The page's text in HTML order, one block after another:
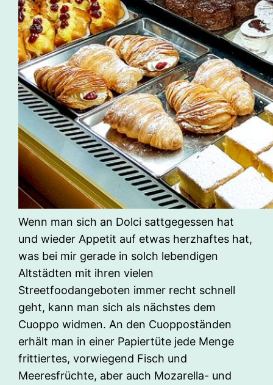
Wenn man sich an Dolci sattgegessen hat
und wieder Appetit auf etwas herzhaftes hat,
was bei mir gerade in solch lebendigen
Altstädten mit ihren vielen
Streetfoodangeboten immer recht schnell
geht, kann man sich als nächstes dem
Cuoppo widmen. An den Cuoppoständen
erhält man in einer Papiertüte jede Menge
frittiertes, vorwiegend Fisch und
Meeresfrüchte, aber auch Mozarella- und